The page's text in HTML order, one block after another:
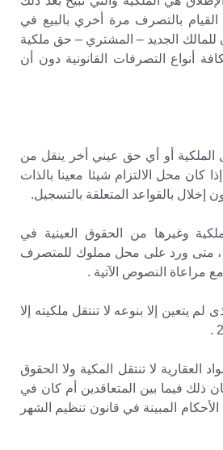
بالتصرف مرة أخري بالبيع في
للمالك الجديد – المشتري – حق ملكية
أنواع التصرفات القانونية دون أن
بنقل الملكية أو أي حق عيني أخر ينقل من
كان محل الالتزام شيئا معينا بالذات
إخلال بالقواعد المتعلقة بالتسجيل.
الملكية وغيرها من الحقوق العينية في
، متى ورد على محل مملوك للمتصرف
الذى لم يتعين إلا بنوعه لا تنتقل ملكيته إلا
في المواد العقارية لا تنتقل المكية ولا الحقوق
ذلك فيما بين المتعاقدين أم كان في
المبينة في قانون تنظيم الشهر